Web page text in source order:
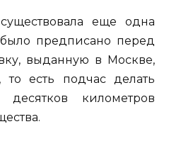
еще одна
предписано перед
выданную в Москве,
есть подчас делать
километров